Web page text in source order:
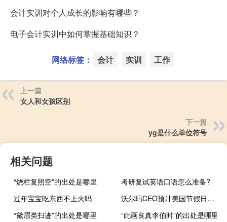
会计实训对个人成长的影响有哪些？
电子会计实训中如何掌握基础知识？
网络标签： 会计 实训 工作
上一篇
女人和女孩区别
下一篇
yg是什么单位符号
相关问题
“烧栏复照空”的出处是哪里
考研复试英语口语怎么准备?
过年宝宝吃东西不上火吗
沃尔玛CEO预计美国节假日购物季将“相当不错”
“黛眉类扫迹”的出处是哪里
“此画良真李伯时”的出处是哪里